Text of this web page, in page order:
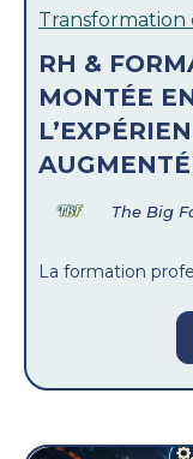
RH &
MONTÉE
The Big
La formation